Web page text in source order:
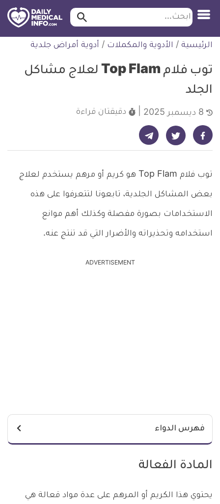
التخطي
للمحتوى
طبية
ابحث ابحث…
الرئيسية / الأدوية والمكملات / أدوية أمراض جلدية
توب فلام Top Flam لعلاج مشاكل
الجلد
دقيقتان قراءة
شارك على فيسبوك - ديلي ميديكال انفو شارك على تويتر - ديلي ميديكال انفو شارك على تيليجرام - ديلي ميديكال انفو
توب فلام Top Flam هو كريم أو مرهم يستخدم لعلاج
بعض المشاكل الجلدية، تابعونا لتتعرفوا على هذه
الاستخدامات بصورة مفصلة وكذلك أهم موانع
استخدامه وتحذيراته والأضرار التي قد تنتج عنه.
ADVERTISEMENT
فهرس الدواء
المادة الفعالة
يحتوي هذا الكريم أو المرهم على عدة مواد قعالة هي